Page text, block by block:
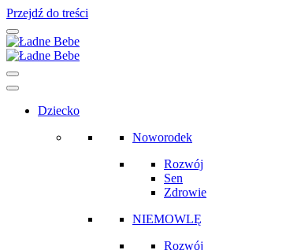
Przejdź do treści
Main
Navigation
Dziecko
Noworodek
Rozwój
Sen
Zdrowie
NIEMOWLĘ
Rozwój